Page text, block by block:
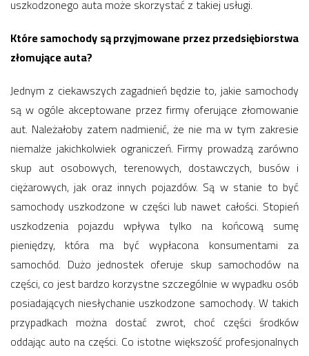
uszkodzonego auta może skorzystać z takiej usługi.
Które samochody są przyjmowane przez przedsiębiorstwa
złomujące auta?
Jednym z ciekawszych zagadnień będzie to, jakie samochody
są w ogóle akceptowane przez firmy oferujące złomowanie
aut. Należałoby zatem nadmienić, że nie ma w tym zakresie
niemalże jakichkolwiek ograniczeń. Firmy prowadzą zarówno
skup aut osobowych, terenowych, dostawczych, busów i
ciężarowych, jak oraz innych pojazdów. Są w stanie to być
samochody uszkodzone w części lub nawet całości. Stopień
uszkodzenia pojazdu wpływa tylko na końcową sumę
pieniędzy, która ma być wypłacona konsumentami za
samochód. Dużo jednostek oferuje skup samochodów na
części, co jest bardzo korzystne szczególnie w wypadku osób
posiadających niesłychanie uszkodzone samochody. W takich
przypadkach można dostać zwrot, choć części środków
oddając auto na części. Co istotne większość profesjonalnych